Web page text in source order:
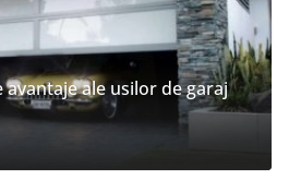
ale usilor de garaj